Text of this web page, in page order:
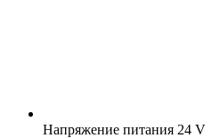
Напряжение питания 24 V